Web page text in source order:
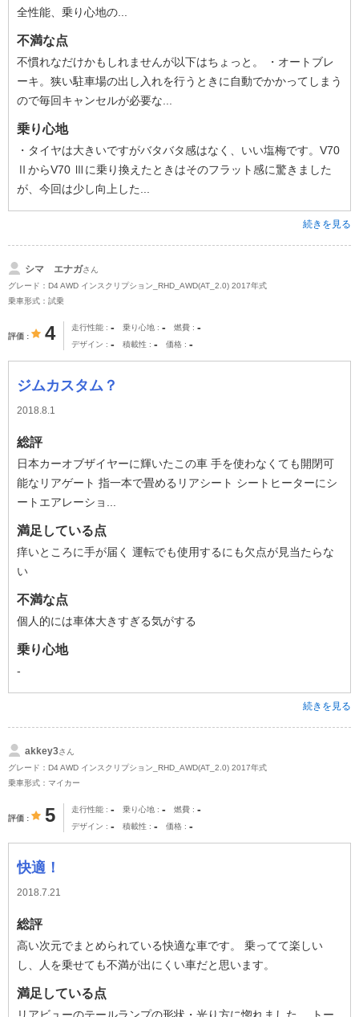
全性能、乗り心地の...
不満な点
不慣れなだけかもしれませんが以下はちょっと。 ・オートブレ
ーキ。狭い駐車場の出し入れを行うときに自動でかかってしまう
ので毎回キャンセルが必要な...
乗り心地
・タイヤは大きいですがバタバタ感はなく、いい塩梅です。V70
ⅡからV70 Ⅲに乗り換えたときはそのフラット感に驚きました
が、今回は少し向上した...
続きを見る
シマ エナガさん
グレード：D4 AWD インスクリプション_RHD_AWD(AT_2.0) 2017年式
乗車形式：試乗
評価 4 走行性能 - 乗り心地 - 燃費 -
デザイン - 積載性 - 価格 -
ジムカスタム？
2018.8.1
総評
日本カーオブザイヤーに輝いたこの車 手を使わなくても開閉可
能なリアゲート 指一本で畳めるリアシート シートヒーターにシ
ートエアレーショ...
満足している点
痒いところに手が届く 運転でも使用するにも欠点が見当たらな
い
不満な点
個人的には車体大きすぎる気がする
乗り心地
-
続きを見る
akkey3さん
グレード：D4 AWD インスクリプション_RHD_AWD(AT_2.0) 2017年式
乗車形式：マイカー
評価 5 走行性能 - 乗り心地 - 燃費 -
デザイン - 積載性 - 価格 -
快適！
2018.7.21
総評
高い次元でまとめられている快適な車です。 乗ってて楽しい
し、人を乗せても不満が出にくい車だと思います。
満足している点